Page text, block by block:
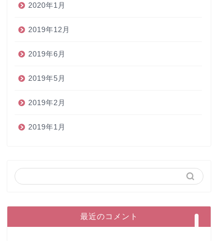
2020年1月
2019年12月
2019年6月
2019年5月
2019年2月
2019年1月
最近のコメント
インク